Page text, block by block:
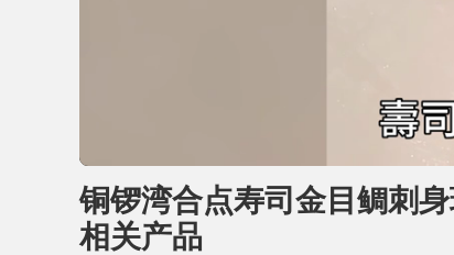
n
u
t
e
o
d
e
d
铜锣湾合点寿司金目鲷刺
相关产品